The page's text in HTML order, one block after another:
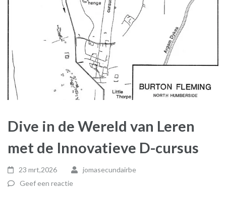
Dive in de Wereld van Leren
met de Innovatieve D-cursus
23 mrt,2026
jomasecundairbe
Geef een reactie